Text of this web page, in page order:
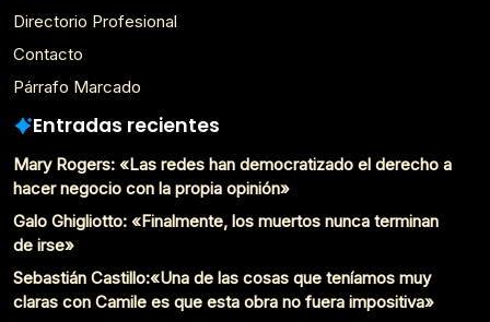
Directorio Profesional
Contacto
Párrafo Marcado
Entradas recientes
Mary Rogers: «Las redes han democratizado el derecho a
hacer negocio con la propia opinión»
Galo Ghigliotto: «Finalmente, los muertos nunca terminan
de irse»
Sebastián Castillo:«Una de las cosas que teníamos muy
claras con Camile es que esta obra no fuera impositiva»